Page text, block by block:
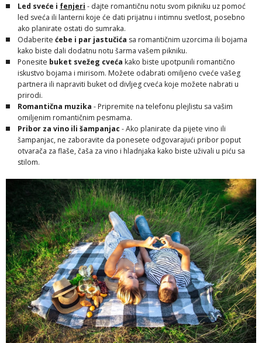
Led sveće i fenjeri - dajte romantičnu notu svom pikniku uz pomoć
led sveća ili lanterni koje će dati prijatnu i intimnu svetlost, posebno
ako planirate ostati do sumraka.
Odaberite ćebe i par jastučića sa romantičnim uzorcima ili bojama
kako biste dali dodatnu notu šarma vašem pikniku.
Ponesite buket svežeg cveća kako biste upotpunili romantično
iskustvo bojama i mirisom. Možete odabrati omiljeno cveće vašeg
partnera ili napraviti buket od divljeg cveća koje možete nabrati u
prirodi.
Romantična muzika - Pripremite na telefonu plejlistu sa vašim
omiljenim romantičnim pesmama.
Pribor za vino ili šampanjac - Ako planirate da pijete vino ili
šampanjac, ne zaboravite da ponesete odgovarajući pribor poput
otvarača za flaše, čaša za vino i hladnjaka kako biste uživali u piću sa
stilom.